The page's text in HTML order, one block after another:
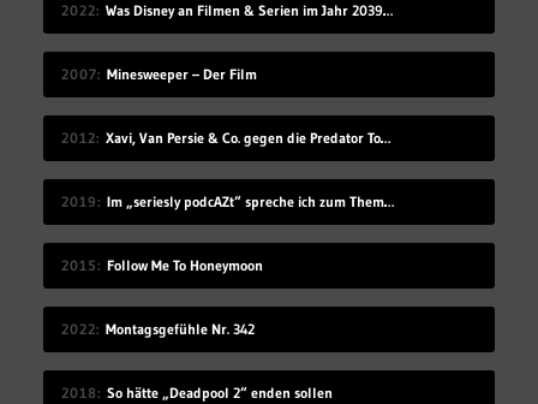
2022 Was Disney an Filmen & Serien im Jahr 2039 vorstellen wird…
2007 Minesweeper – Der Film
2012 Xavi, Van Persie & Co. gegen die Predator Todeszonen
2019 Im „seriesly podcAZt“ spreche ich zum Thema „Algorithmus“
2015 Follow Me To Honeymoon
2022 Montagsgefühle Nr. 342
2018 So hätte „Deadpool 2“ enden sollen